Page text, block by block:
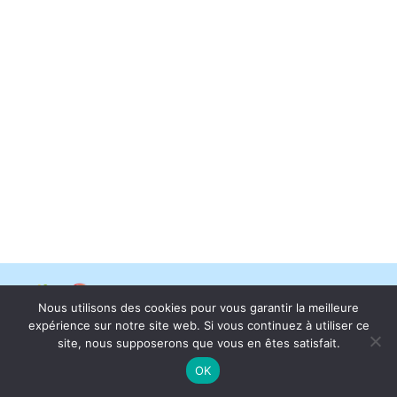
September de Loon-Plageen partenariat avec la Ville de Loon-Plage
Copyright © Centre Socioculturel de Loon-Plage 2026 |
Mentions légales|
Politique de
confidentialité
Nous utilisons des cookies pour vous garantir la meilleure
expérience sur notre site web. Si vous continuez à utiliser ce
site, nous supposerons que vous en êtes satisfait.
OK